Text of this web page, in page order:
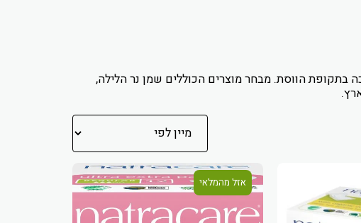
בתקופת הווסת. מבחר מוצרים הכוללים שמן נר הלילה,
אזל מהמלאי